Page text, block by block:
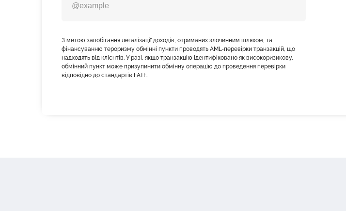
З метою запобігання легалізації доходів, отриманих злочинним шляхом, та
фінансуванню тероризму обмінні пункти проводять AML-перевірки транзакцій, що
надходять від клієнтів. У разі, якщо транзакцію ідентифіковано як високоризикову,
обмінний пункт може призупинити обмінну операцію до проведення перевірки
відповідно до стандартів FATF.